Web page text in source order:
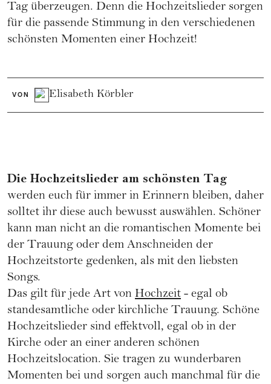
Tag überzeugen. Denn die Hochzeitslieder sorgen
für die passende Stimmung in den verschiedenen
schönsten Momenten einer Hochzeit!
VON Elisabeth Körbler
Die Hochzeitslieder am schönsten Tag
werden euch für immer in Erinnern bleiben, daher
solltet ihr diese auch bewusst auswählen. Schöner
kann man nicht an die romantischen Momente bei
der Trauung oder dem Anschneiden der
Hochzeitstorte gedenken, als mit den liebsten
Songs.
Das gilt für jede Art von Hochzeit - egal ob
standesamtliche oder kirchliche Trauung. Schöne
Hochzeitslieder sind effektvoll, egal ob in der
Kirche oder an einer anderen schönen
Hochzeitslocation. Sie tragen zu wunderbaren
Momenten bei und sorgen auch manchmal für die